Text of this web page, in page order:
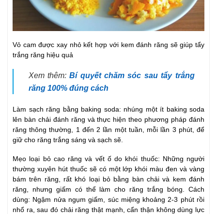
Vỏ cam được xay nhỏ kết hợp với kem đánh răng sẽ giúp tẩy
trắng răng hiệu quả
Xem thêm:Bí quyết chăm sóc sau tẩy trắng
răng 100% đúng cách
Làm sạch răng bằng baking soda: nhúng một ít baking soda
lên bàn chải đánh răng và thực hiện theo phương pháp đánh
răng thông thường, 1 đến 2 lần một tuần, mỗi lần 3 phút, để
giữ cho răng trắng sáng và sạch sẽ.
Mẹo loại bỏ cao răng và vết ố do khói thuốc: Những người
thường xuyên hút thuốc sẽ có một lớp khói màu đen và vàng
bám trên răng, rất khó loại bỏ bằng bàn chải và kem đánh
răng, nhưng giấm có thể làm cho răng trắng bóng. Cách
dùng: Ngậm nửa ngụm giấm, súc miệng khoảng 2-3 phút rồi
nhổ ra, sau đó chải răng thật mạnh, cẩn thận không dùng lực